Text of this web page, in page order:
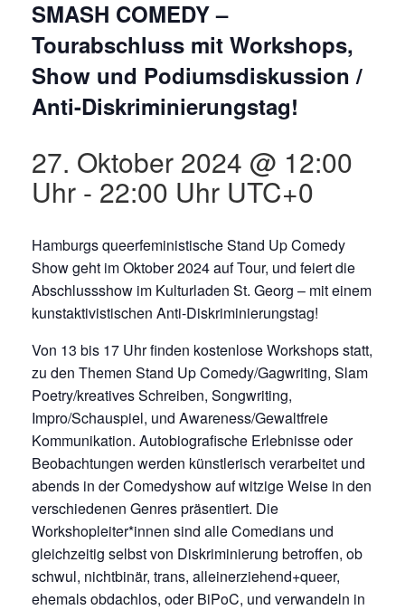
SMASH COMEDY –
Tourabschluss mit Workshops,
Show und Podiumsdiskussion /
Anti-Diskriminierungstag!
27. Oktober 2024 @ 12:00
Uhr - 22:00 Uhr UTC+0
Hamburgs queerfeministische Stand Up Comedy
Show geht im Oktober 2024 auf Tour, und feiert die
Abschlussshow im Kulturladen St. Georg – mit einem
kunstaktivistischen Anti-Diskriminierungstag!
Von 13 bis 17 Uhr finden kostenlose Workshops statt,
zu den Themen Stand Up Comedy/Gagwriting, Slam
Poetry/kreatives Schreiben, Songwriting,
Impro/Schauspiel, und Awareness/Gewaltfreie
Kommunikation. Autobiografische Erlebnisse oder
Beobachtungen werden künstlerisch verarbeitet und
abends in der Comedyshow auf witzige Weise in den
verschiedenen Genres präsentiert. Die
Workshopleiter*innen sind alle Comedians und
gleichzeitig selbst von Diskriminierung betroffen, ob
schwul, nichtbinär, trans, alleinerziehend+queer,
ehemals obdachlos, oder BiPoC, und verwandeln in